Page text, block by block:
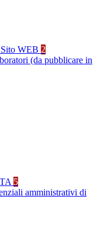
WEB 2
(da pubblicare in
5
amministrativi di